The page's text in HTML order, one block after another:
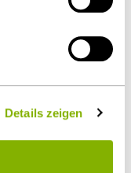
Details zeigen